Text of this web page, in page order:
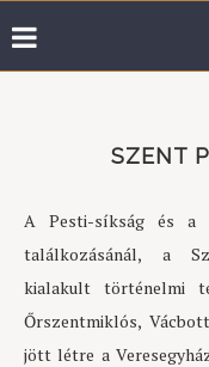
SZENT
A Pesti-síkság és a
találkozásánál, a
kialakult történelmi
Őrszentmiklós,
jött létre a